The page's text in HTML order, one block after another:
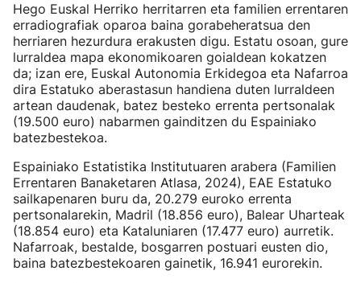
Hego Euskal Herriko herritarren eta familien errentaren
erradiografiak oparoa baina gorabeheratsua den
herriaren hezurdura erakusten digu. Estatu osoan, gure
lurraldea mapa ekonomikoaren goialdean kokatzen
da; izan ere, Euskal Autonomia Erkidegoa eta Nafarroa
dira Estatuko aberastasun handiena duten lurraldeen
artean daudenak, batez besteko errenta pertsonalak
(19.500 euro) nabarmen gainditzen du Espainiako
batezbestekoa.
Espainiako Estatistika Institutuaren arabera (Familien
Errentaren Banaketaren Atlasa, 2024), EAE Estatuko
sailkapenaren buru da, 20.279 euroko errenta
pertsonalarekin, Madril (18.856 euro), Balear Uharteak
(18.854 euro) eta Kataluniaren (17.477 euro) aurretik.
Nafarroak, bestalde, bosgarren postuari eusten dio,
baina batezbestekoaren gainetik, 16.941 eurorekin.